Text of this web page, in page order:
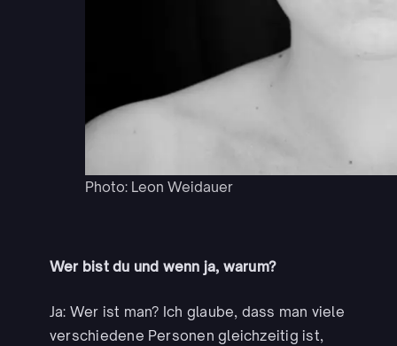
Photo: Leon Weidauer
Wer bist du und wenn ja, warum?
Ja: Wer ist man? Ich glaube, dass man viele
verschiedene Personen gleichzeitig ist,